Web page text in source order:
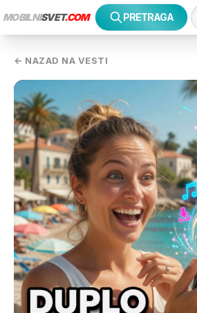
MOBILNISVET.COM PRETRAGA
← NAZAD NA VESTI